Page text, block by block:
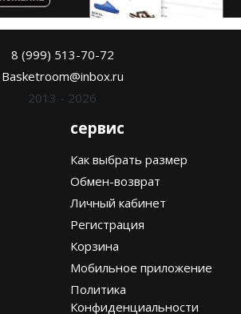
8 (999) 513-70-72
Basketroom@inbox.ru
2013 - 2026
сервис
Как выбрать размер
Обмен-возврат
Личный кабинет
Регистрация
Корзина
Мобильное приложение
Политика
Конфиденциальности